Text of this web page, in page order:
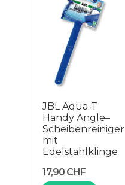
JBL Aqua-T
Handy Angle–
Scheibenreiniger
mit
Edelstahlklinge
17,90 CHF